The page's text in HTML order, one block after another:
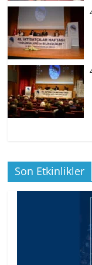
Son Etkinlikler